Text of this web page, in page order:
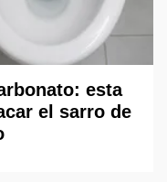
esta
el sarro de